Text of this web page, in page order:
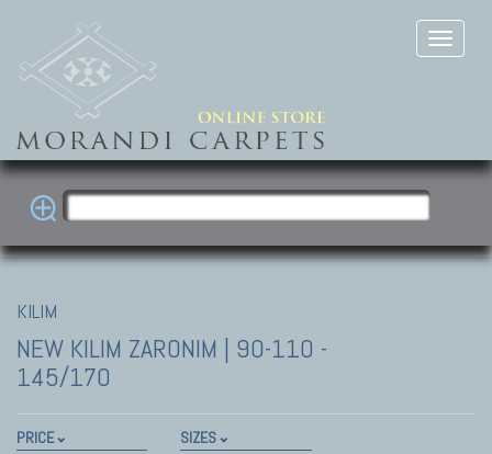
KILIM
NEW KILIM ZARONIM | 90-110 -
145/170
PRICE SIZES